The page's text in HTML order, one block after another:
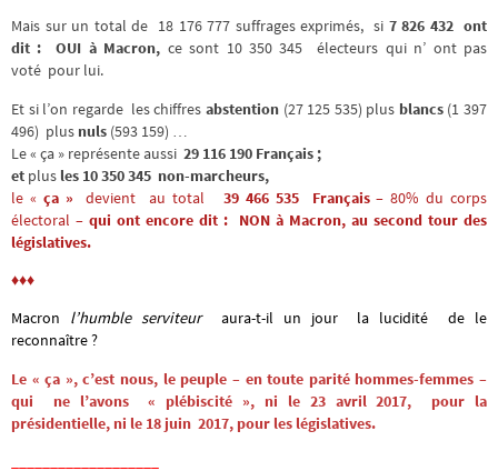
Mais sur un total de 18 176 777 suffrages exprimés, si 7 826 432 ont
dit : OUI à Macron, ce sont 10 350 345 électeurs qui n’ ont pas
voté pour lui.
Et si l’on regarde les chiffres abstention (27 125 535) plus blancs(1 397
496) plus nuls (593 159) …
Le « ça » représente aussi 29 116 190 Français ;
et plus les 10 350 345 non-marcheurs,
le « ça» devient au total39 466 535 Français– 80% du corps
électoral – qui ont encore dit : NON à Macron, au second tour des
législatives.
♦♦♦
Macron l’humble serviteur aura-t-il un jour la lucidité de le
reconnaître ?
Le « ça », c’est nous, le peuple – en toute parité hommes-femmes –
qui ne l’avons « plébiscité », ni le 23 avril 2017, pour la
présidentielle, ni le 18 juin 2017, pour les législatives.